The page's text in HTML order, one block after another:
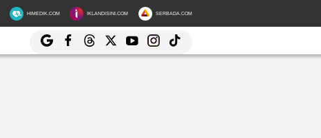
HIMEDIK.COM IKLANDISINI.COM SERBADA.COM